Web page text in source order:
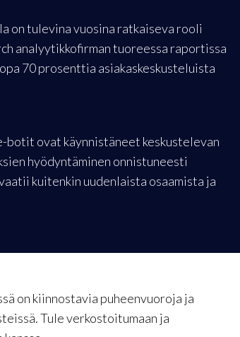
on tulevina vuosina ratkaiseva rooli
analyytikkofirman tuoreessa raportissa
70 prosenttia asiakaskeskusteluista
botit ovat käynnistäneet keskustelevan
hyödyntäminen onnistuneesti
kuitenkin uudenlaista osaamista ja
on kiinnostavia puheenvuoroja ja
Tule verkostoitumaan ja